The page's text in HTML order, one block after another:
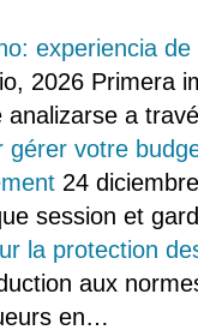
experiencia
2026 Primera
analizarse a
gérer votre
24
session et
la protection
aux
en…